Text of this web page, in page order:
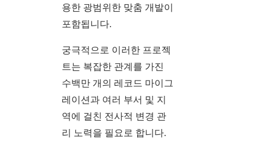
용한 광범위한 맞춤 개발이
포함됩니다.
궁극적으로 이러한 프로젝
트는 복잡한 관계를 가진
수백만 개의 레코드 마이그
레이션과 여러 부서 및 지
역에 걸친 전사적 변경 관
리 노력을 필요로 합니다.